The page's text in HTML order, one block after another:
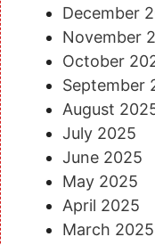
December
November
October
September
August
July 2025
June 2025
May 2025
April 2025
March 2025